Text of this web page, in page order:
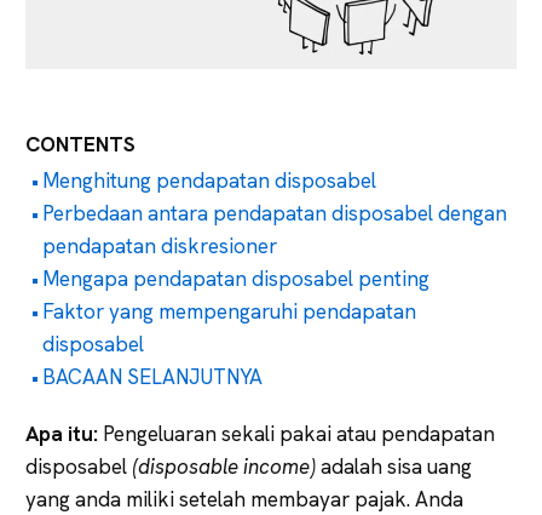
CONTENTS
Menghitung pendapatan disposabel
Perbedaan antara pendapatan disposabel dengan
pendapatan diskresioner
Mengapa pendapatan disposabel penting
Faktor yang mempengaruhi pendapatan
disposabel
BACAAN SELANJUTNYA
Apa itu: Pengeluaran sekali pakai atau pendapatan
disposabel (disposable income)adalah sisa uang
yang anda miliki setelah membayar pajak. Anda